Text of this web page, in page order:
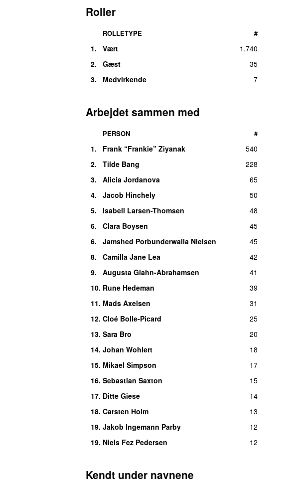
Roller
ROLLETYPE #
1. Vært
1.740
2.
Gæst
35
3.
Medvirkende 7
Arbejdet sammen med
PERSON #
1. Frank “Frankie” Ziyanak
540
2.
Tilde Bang
228
3.
Alicia Jordanova
65
4.
Jacob Hinchely
50
5.
Isabell Larsen-Thomsen
48
6.
Clara Boysen
45
6.
Jamshed Porbunderwalla Nielsen
45
8.
Camilla Jane Lea
42
9.
Augusta Glahn-Abrahamsen
41
10. Rune Hedeman
39
11. Mads Axelsen
31
12. Cloé Bolle-Picard
25
13. Sara Bro
20
14. Johan Wohlert
18
15. Mikael Simpson
17
16. Sebastian Saxton
15
17. Ditte Giese
14
18. Carsten Holm
13
19. Jakob Ingemann Parby
12
19. Niels Fez Pedersen 12
Kendt under navnene